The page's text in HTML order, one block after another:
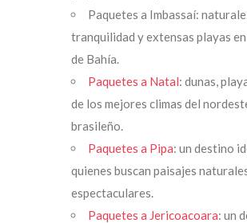
Paquetes a Imbassaí:
tranquilidad y extensas playas
de Bahía.
Paquetes a Natal: dunas,
de los mejores climas del
brasileño.
Paquetes a Pipa: un destino
quienes buscan paisajes
espectaculares.
Paquetes a Jericoacoara: un